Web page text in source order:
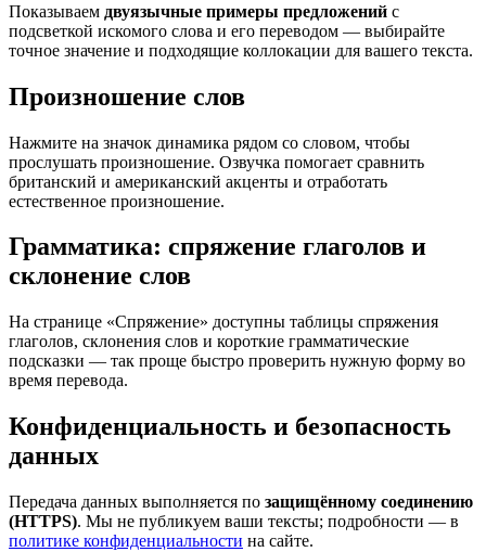
Показываем двуязычные примеры предложений с
подсветкой искомого слова и его переводом — выбирайте
точное значение и подходящие коллокации для вашего текста.
Произношение слов
Нажмите на значок динамика рядом со словом, чтобы
прослушать произношение. Озвучка помогает сравнить
британский и американский акценты и отработать
естественное произношение.
Грамматика: спряжение глаголов и
склонение слов
На странице «Спряжение» доступны таблицы спряжения
глаголов, склонения слов и короткие грамматические
подсказки — так проще быстро проверить нужную форму во
время перевода.
Конфиденциальность и безопасность
данных
Передача данных выполняется по защищённому соединению
(HTTPS). Мы не публикуем ваши тексты; подробности — в
политике конфиденциальности на сайте.